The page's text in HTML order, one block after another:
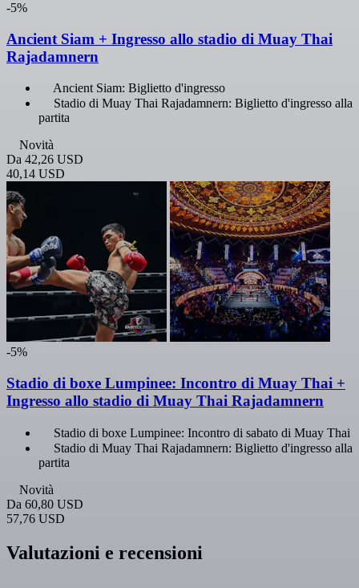
-5%
Ancient Siam + Ingresso allo stadio di Muay Thai
Rajadamnern
Ancient Siam: Biglietto d'ingresso
Stadio di Muay Thai Rajadamnern: Biglietto d'ingresso alla
partita
Novità
Da 42,26 USD
40,14 USD
-5%
Stadio di boxe Lumpinee: Incontro di Muay Thai +
Ingresso allo stadio di Muay Thai Rajadamnern
Stadio di boxe Lumpinee: Incontro di sabato di Muay Thai
Stadio di Muay Thai Rajadamnern: Biglietto d'ingresso alla
partita
Novità
Da 60,80 USD
57,76 USD
Valutazioni e recensioni